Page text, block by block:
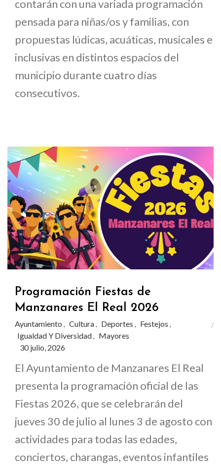
contarán con una variada programación
pensada para niñas/os y familias, con
propuestas lúdicas, acuáticas, musicales e
inclusivas en distintos espacios del
municipio durante cuatro días
consecutivos.
Programación Fiestas de
Manzanares El Real 2026
Ayuntamiento , Cultura, Deportes , Festejos ,
Igualdad Y Diversidad, Mayores
30 julio, 2026
El Ayuntamiento de Manzanares El Real
presenta la programación oficial de las
Fiestas 2026, que se celebrarán del
jueves 30 de julio al lunes 3 de agosto con
actividades para todas las edades,
conciertos, charangas, eventos infantiles